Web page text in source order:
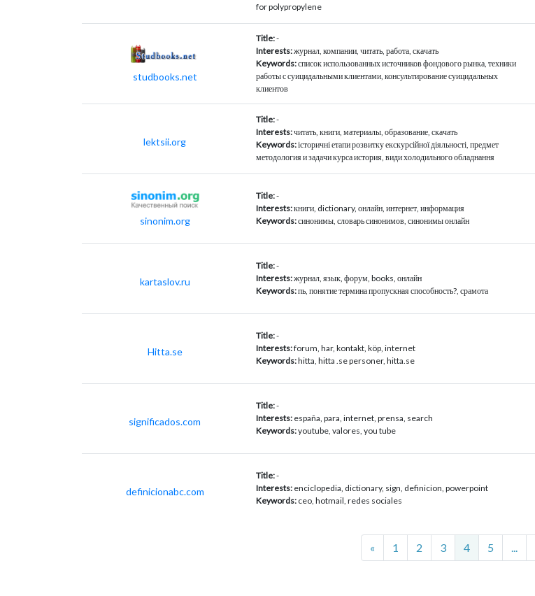
for polypropylene
studbooks.net
Title:-
Interests:журнал, компании, читать, работа, скачать
Keywords:список использованных источников фондового рынка, техники
работы с суицидальными клиентами, консультирование суицидальных
клиентов
lektsii.org
Title:-
Interests:читать, книги, материалы, образование, скачать
Keywords:історичні етапи розвитку екскурсійної діяльності, предмет
методология и задачи курса история, види холодильного обладнання
sinonim.org
Title:-
Interests:книги, dictionary, онлайн, интернет, информация
Keywords:синонимы, словарь синонимов, синонимы онлайн
kartaslov.ru
Title:-
Interests:журнал, язык, форум, books, онлайн
Keywords:пь, понятие термина пропускная способность?, срамота
Hitta.se
Title:-
Interests:forum, har, kontakt, köp, internet
Keywords:hitta, hitta .se personer, hitta.se
significados.com
Title:-
Interests: españa, para, internet, prensa, search
Keywords:youtube, valores, you tube
definicionabc.com
Title:-
Interests: enciclopedia, dictionary, sign, definicion, powerpoint
Keywords: ceo, hotmail, redes sociales
«Previous
1 2 3 4 5 ...